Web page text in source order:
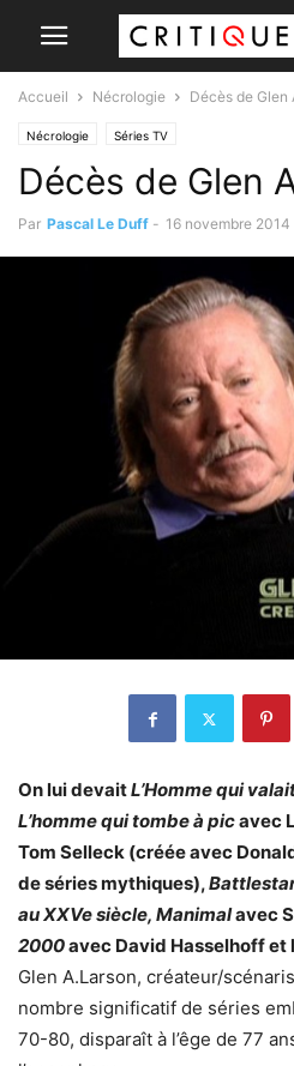
Accueil Nécrologie Décès de Glen
Nécrologie Séries TV
Décès de Glen
Par Pascal Le Duff - 16 novembre 2014
On lui devaitL’Homme qui
L’homme qui tombe à picavec
Tom Selleck (créée avec
de séries mythiques),
au XXVe siècle, Manimalavec
2000avec David Hasselhoff et
Glen A.Larson, créateur/
nombre significatif de séries
70-80, disparaît à l’êge de 77